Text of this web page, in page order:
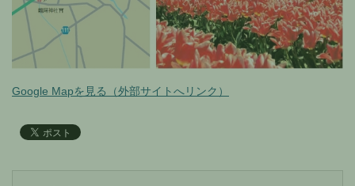
Google Mapを見る（外部サイトへリンク）